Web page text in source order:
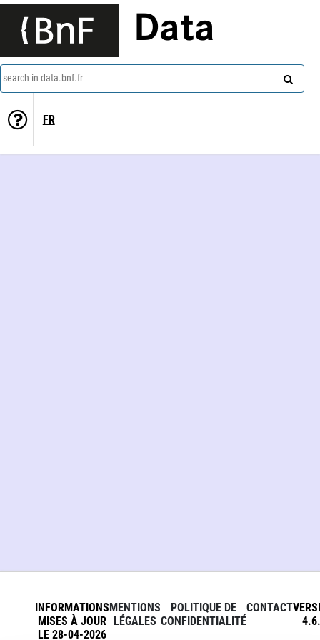
Data
search in data.bnf.fr
FR
INFORMATIONS
MISES À JOUR
LE 28-04-2026
MENTIONS
LÉGALES
POLITIQUE DE
CONFIDENTIALITÉ
CONTACT